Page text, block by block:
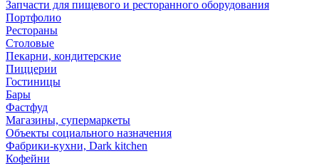
Запчасти для пищевого и ресторанного оборудования
Портфолио
Рестораны
Столовые
Пекарни, кондитерские
Пиццерии
Гостиницы
Бары
Фастфуд
Магазины, супермаркеты
Объекты социального назначения
Фабрики-кухни, Dark kitchen
Кофейни